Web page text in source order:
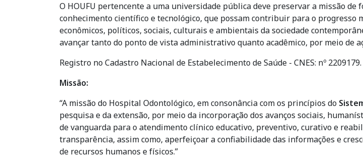
O HOUFU pertencente a uma universidade pública deve preservar a missão
conhecimento científico e tecnológico, que possam contribuir para o
econômicos, políticos, sociais, culturais e ambientais da sociedade
avançar tanto do ponto de vista administrativo quanto acadêmico, por meio de
Registro no Cadastro Nacional de Estabelecimento de Saúde - CNES: nº 2209179.
Missão:
“A missão do Hospital Odontológico, em consonância com os princípios do
pesquisa e da extensão, por meio da incorporação dos avanços sociais,
de vanguarda para o atendimento clínico educativo, preventivo, curativo e
transparência, assim como, aperfeiçoar a confiabilidade das informações e
de recursos humanos e físicos.”